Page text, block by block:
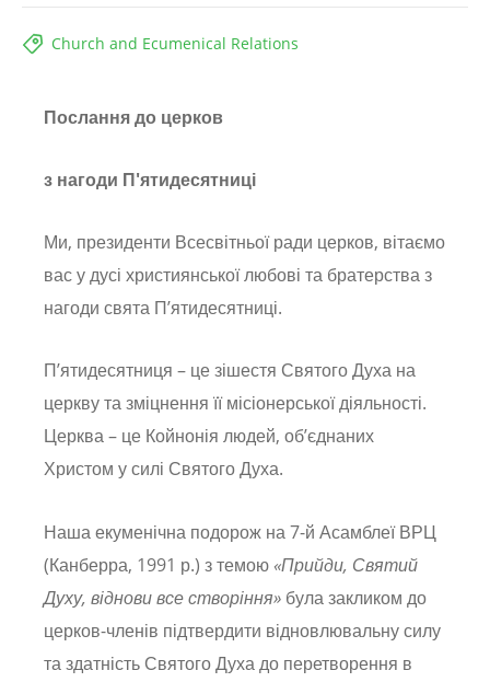
Church and Ecumenical Relations
Послання до церков
з нагоди П'ятидесятниці
Ми, президенти Всесвітньої ради церков, вітаємо
вас у дусі християнської любові та братерства з
нагоди свята П’ятидесятниці.
П’ятидесятниця – це зішестя Святого Духа на
церкву та зміцнення її місіонерської діяльності.
Церква – це Койнонія людей, об’єднаних
Христом у силі Святого Духа.
Наша екуменічна подорож на 7-й Асамблеї ВРЦ
(Канберра, 1991 р.) з темою «Прийди, Святий
Духу, віднови все створіння» була закликом до
церков-членів підтвердити відновлювальну силу
та здатність Святого Духа до перетворення в